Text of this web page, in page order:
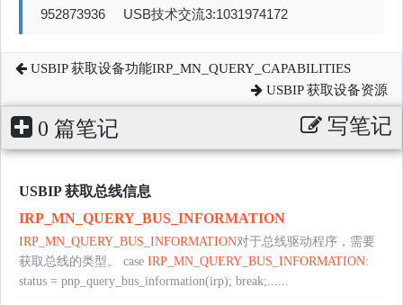
952873936 USB技术交流3:1031974172
USBIP 获取设备功能IRP_MN_QUERY_CAPABILITIES
USBIP 获取设备资源
0 篇笔记 写笔记
USBIP 获取总线信息
IRP_MN_QUERY_BUS_INFORMATION
IRP_MN_QUERY_BUS_INFORMATION对于总线驱动程序，需要
获取总线的类型。 case IRP_MN_QUERY_BUS_INFORMATION:
status = pnp_query_bus_information(irp); break;......